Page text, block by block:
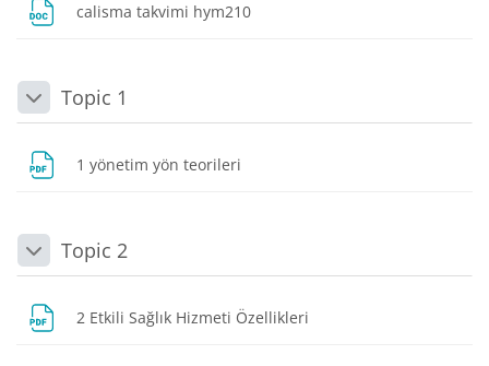
calisma takvimi hym210
DaraltTopic 1
1 yönetim yön teorileri
DaraltTopic 2
2 Etkili Sağlık Hizmeti Özellikleri